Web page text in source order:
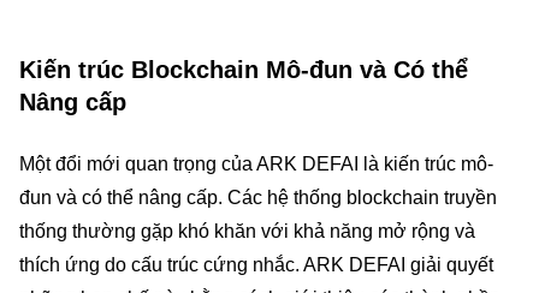
Kiến trúc Blockchain Mô-đun và Có thể
Nâng cấp
Một đổi mới quan trọng của ARK DEFAI là kiến trúc mô-
đun và có thể nâng cấp. Các hệ thống blockchain truyền
thống thường gặp khó khăn với khả năng mở rộng và
thích ứng do cấu trúc cứng nhắc. ARK DEFAI giải quyết